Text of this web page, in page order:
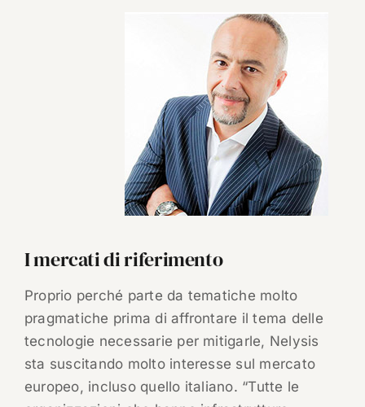
I mercati di riferimento
Proprio perché parte da tematiche molto
pragmatiche prima di affrontare il tema delle
tecnologie necessarie per mitigarle, Nelysis
sta suscitando molto interesse sul mercato
europeo, incluso quello italiano. “Tutte le